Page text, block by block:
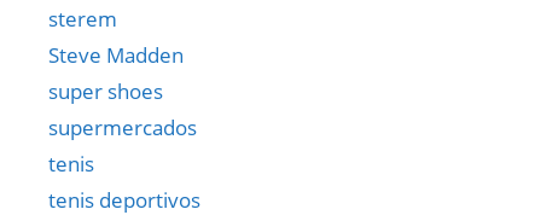
sterem
Steve Madden
super shoes
supermercados
tenis
tenis deportivos